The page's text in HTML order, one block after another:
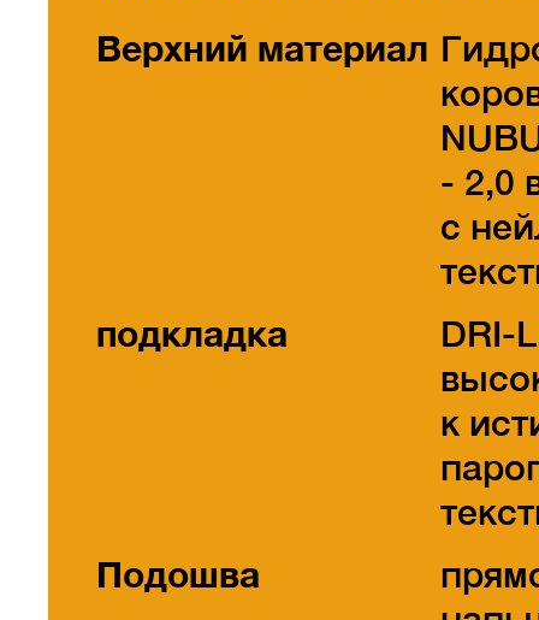
Верхний материал
- 2,0
с
подкладка
DRI-
к
Подошва